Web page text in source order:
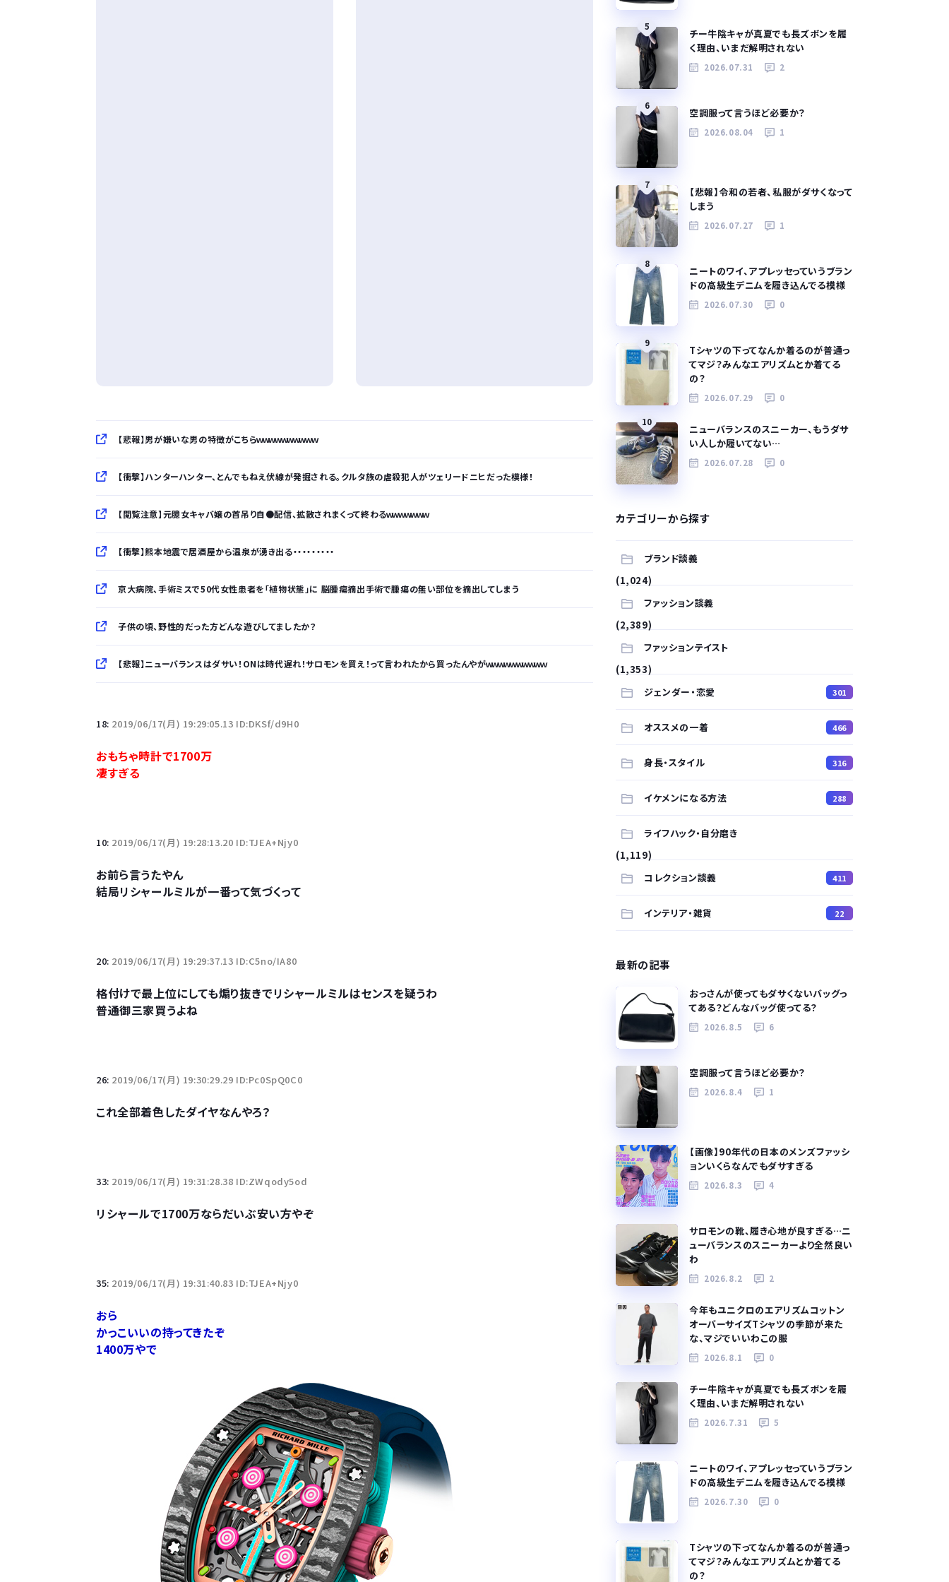
【悲報】男が嫌いな男の特徴がこちらｗｗｗｗｗｗｗｗｗｗ
【衝撃】ハンターハンター、とんでもねえ伏線が発掘される。クルタ族の虐殺犯人がツェリードニヒだった模様！
【閲覧注意】元臆女キャバ嬢の首吊り自●配信、拡散されまくって終わるｗｗｗｗｗｗｗ
【衝撃】熊本地震で居酒屋から温泉が湧き出る・・・・・・・・・
京大病院、手術ミスで50代女性患者を「植物状態」に 脳腫瘍摘出手術で腫瘍の無い部位を摘出してしまう
子供の頃、野性的だった方どんな遊びしてましたか？
【悲報】ニューバランスはダサい！ONは時代遅れ！サロモンを買え！って言われたから買ったんやがｗｗｗｗｗｗｗｗｗｗ
【悲報】柄付きのワイシャツにこういう靴を履いてるサラリーマンはダサい扱いされるらしい…。お前らも気をつけろ
18: 2019/06/17(月) 19:29:05.13 ID:DKSf/d9H0
おもちゃ時計で1700万
凄すぎる
10: 2019/06/17(月) 19:28:13.20 ID:TJEA+Njy0
お前ら言うたやん
結局リシャールミルが一番って気づくって
20: 2019/06/17(月) 19:29:37.13 ID:C5no/IA80
格付けで最上位にしても煽り抜きでリシャールミルはセンスを疑うわ
普通御三家買うよね
26: 2019/06/17(月) 19:30:29.29 ID:Pc0SpQ0C0
これ全部着色したダイヤなんやろ？
33: 2019/06/17(月) 19:31:28.38 ID:ZWqody5od
リシャールで1700万ならだいぶ安い方やぞ
35: 2019/06/17(月) 19:31:40.83 ID:TJEA+Njy0
おら
かっこいいの持ってきたぞ
1400万やで
5
チー牛陰キャが真夏でも長ズボンを履
く理由、いまだ解明されない
2026.07.31 2
6
空調服って言うほど必要か？
2026.08.04 1
7
【悲報】令和の若者、私服がダサくなって
しまう
2026.07.27 1
8
ニートのワイ、アプレッセっていうブラン
ドの高級生デニムを履き込んでる模様
2026.07.30 0
9
Tシャツの下ってなんか着るのが普通っ
てマジ？みんなエアリズムとか着てる
の？
2026.07.29 0
10
ニューバランスのスニーカー、もうダサ
い人しか履いてない…
2026.07.28 0
カテゴリーから探す
ブランド談義
(1,024)
ファッション談義
(2,389)
ファッションテイスト
(1,353)
ジェンダー・恋愛
301
オススメの一着 466
身長・スタイル 316
イケメンになる方法 288
ライフハック・自分磨き
(1,119)
コレクション談義
411
インテリア・雑貨 22
最新の記事
おっさんが使ってもダサくないバッグっ
てある？どんなバッグ使ってる？
2026.8.5 6
空調服って言うほど必要か？
2026.8.4 1
【画像】90年代の日本のメンズファッシ
ョンいくらなんでもダサすぎる
2026.8.3 4
サロモンの靴、履き心地が良すぎる…ニ
ューバランスのスニーカーより全然良い
わ
2026.8.2 2
今年もユニクロのエアリズムコットン
オーバーサイズTシャツの季節が来た
な、マジでいいわこの服
2026.8.1 0
チー牛陰キャが真夏でも長ズボンを履
く理由、いまだ解明されない
2026.7.31 5
ニートのワイ、アプレッセっていうブラン
ドの高級生デニムを履き込んでる模様
2026.7.30 0
Tシャツの下ってなんか着るのが普通っ
てマジ？みんなエアリズムとか着てる
の？